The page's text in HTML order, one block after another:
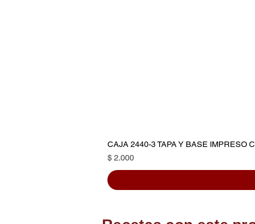
CAJA 2440-3 TAPA Y BASE IMPRESO
Precio
$ 2.000